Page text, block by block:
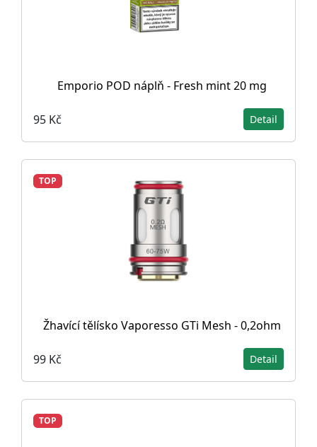
Emporio POD náplň - Fresh mint 20 mg
95 Kč Detail
TOP
Žhavící tělísko Vaporesso GTi Mesh - 0,2ohm
99 Kč Detail
TOP